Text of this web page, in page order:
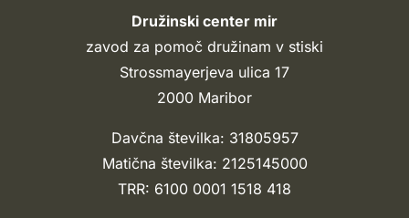
Družinski center mir
zavod za pomoč družinam v stiski
Strossmayerjeva ulica 17
2000 Maribor
Davčna številka: 31805957
Matična številka: 2125145000
TRR: 6100 0001 1518 418